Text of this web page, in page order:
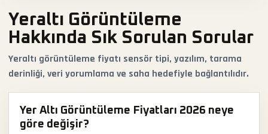
Yeraltı Görüntüleme
Hakkında Sık Sorulan Sorular
Yeraltı görüntüleme fiyatı sensör tipi, yazılım, tarama
derinliği, veri yorumlama ve saha hedefiyle bağlantılıdır.
Yer Altı Görüntüleme Fiyatları 2026 neye
göre değişir?